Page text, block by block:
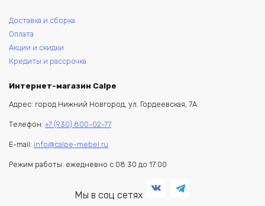
Доставка и сборка
Оплата
Акции и скидки
Кредиты и рассрочка
Интернет-магазин Calpe
Адрес: город Нижний Новгород, ул. Гордеевская, 7А
Телефон: +7 (930) 800-02-77
E-mail: info@calpe-mebel.ru
Режим работы: ежедневно с 08:30 до 17:00
Мы в соц сетях